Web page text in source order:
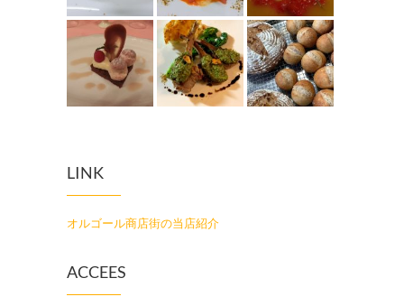
LINK
オルゴール商店街の当店紹介
ACCEES